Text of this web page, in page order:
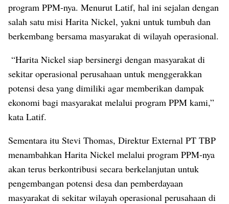
program PPM-nya. Menurut Latif, hal ini sejalan dengan
salah satu misi Harita Nickel, yakni untuk tumbuh dan
berkembang bersama masyarakat di wilayah operasional.
“Harita Nickel siap bersinergi dengan masyarakat di
sekitar operasional perusahaan untuk menggerakkan
potensi desa yang dimiliki agar memberikan dampak
ekonomi bagi masyarakat melalui program PPM kami,”
kata Latif.
Sementara itu Stevi Thomas, Direktur External PT TBP
menambahkan Harita Nickel melalui program PPM-nya
akan terus berkontribusi secara berkelanjutan untuk
pengembangan potensi desa dan pemberdayaan
masyarakat di sekitar wilayah operasional perusahaan di